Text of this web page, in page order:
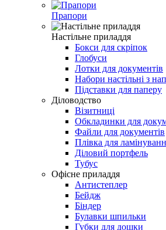
Прапори
Настільне приладдя
Бокси для скріпок
Глобуси
Лотки для документів
Набори настільні з
Підставки для паперу
Діловодство
Візитниці
Обкладинки для
Файли для документів
Плівка для
Діловий портфель
Тубус
Офісне приладдя
Антистеплер
Бейдж
Біндер
Булавки шпильки
Губки для дошки